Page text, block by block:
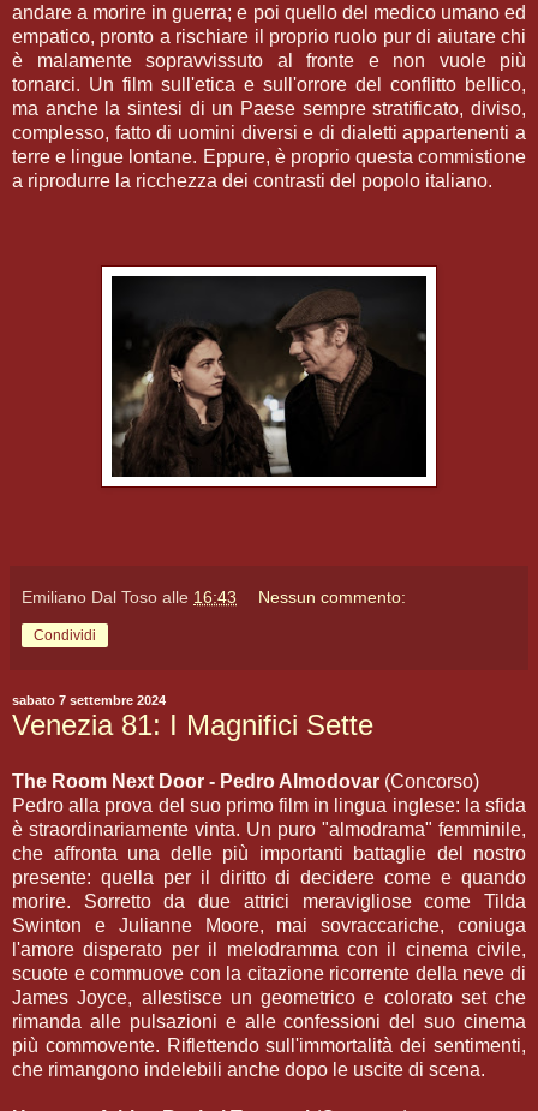
andare a morire in guerra; e poi quello del medico umano ed
empatico, pronto a rischiare il proprio ruolo pur di aiutare chi
è malamente sopravvissuto al fronte e non vuole più
tornarci. Un film sull'etica e sull'orrore del conflitto bellico,
ma anche la sintesi di un Paese sempre stratificato, diviso,
complesso, fatto di uomini diversi e di dialetti appartenenti a
terre e lingue lontane. Eppure, è proprio questa commistione
a riprodurre la ricchezza dei contrasti del popolo italiano.
Emiliano Dal Toso alle 16:43 Nessun commento:
Condividi
sabato 7 settembre 2024
Venezia 81: I Magnifici Sette
The Room Next Door - Pedro Almodovar (Concorso)
Pedro alla prova del suo primo film in lingua inglese: la sfida
è straordinariamente vinta. Un puro "almodrama" femminile,
che affronta una delle più importanti battaglie del nostro
presente: quella per il diritto di decidere come e quando
morire. Sorretto da due attrici meravigliose come Tilda
Swinton e Julianne Moore, mai sovraccariche, coniuga
l'amore disperato per il melodramma con il cinema civile,
scuote e commuove con la citazione ricorrente della neve di
James Joyce, allestisce un geometrico e colorato set che
rimanda alle pulsazioni e alle confessioni del suo cinema
più commovente. Riflettendo sull'immortalità dei sentimenti,
che rimangono indelebili anche dopo le uscite di scena.